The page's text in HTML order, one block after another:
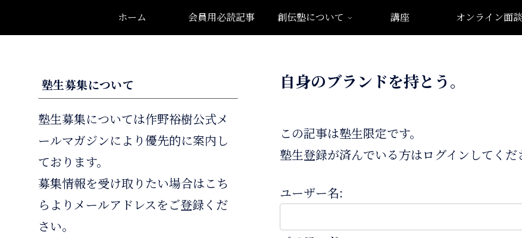
ホーム 会員用必読記事 創伝塾について 講座 オンライン面談
自身のブランドを持とう。
この記事は塾生限定です。
塾生登録が済んでいる方はログインしてくだ
ユーザー名:
塾生募集について
塾生募集については作野裕樹公式メ
ールマガジンにより優先的に案内し
ております。
募集情報を受け取りたい場合はこち
らよりメールアドレスをご登録くだ
さい。